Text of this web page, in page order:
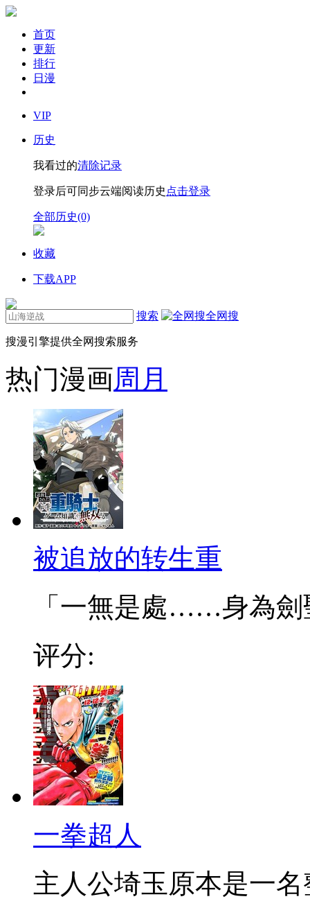
首页
更新
排行
日漫
VIP
历史
我看过的清除记录
登录后可同步云端阅读历史 点击登录
全部历史(0)
收藏
下载APP
搜索 全网搜
搜漫引擎提供全网搜索服务
热门漫画周 月
被追放的转生重
「一無是處……身為劍
评分:
一拳超人
主人公埼玉原本是一名